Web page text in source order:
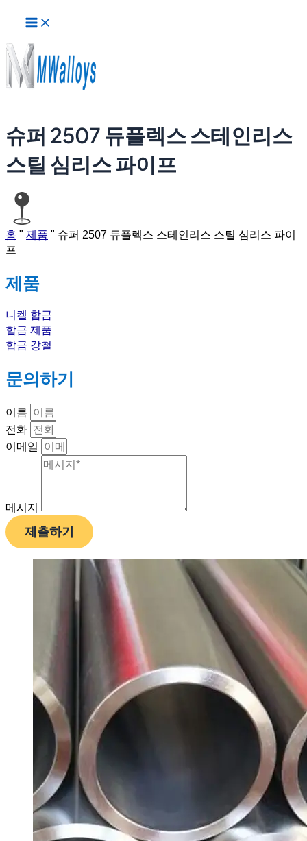
로
건
너
인
메
뉴
슈퍼 2507 듀플렉스 스테인리스
스틸 심리스 파이프
홈 " 제품 " 슈퍼 2507 듀플렉스 스테인리스 스틸 심리스 파이
프
제품
니켈 합금
합금 제품
합금 강철
문의하기
이름
전화
이메일
메시지
제출하기